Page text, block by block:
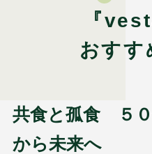
『
おすす
共食と孤食 ５
から未来へ